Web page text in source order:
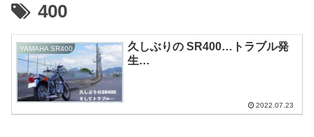
400
YAMAHA SR400
久しぶりの SR400…トラブル発
生…
2022.07.23